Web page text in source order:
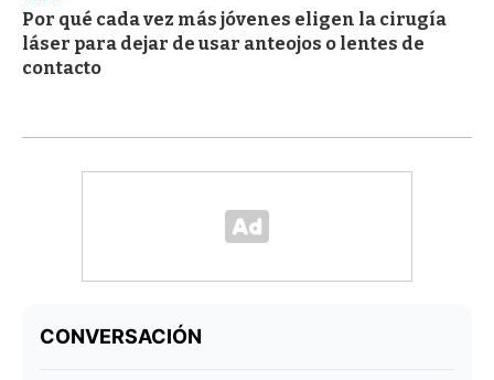
Por qué cada vez más jóvenes eligen la cirugía
láser para dejar de usar anteojos o lentes de
contacto